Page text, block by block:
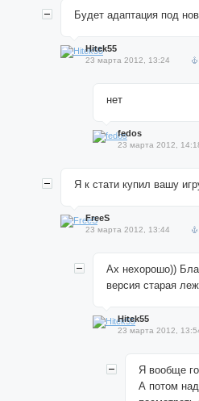
Будет адаптация под
Hitek55
23 марта 2012, 13:24
нет
fedos
23 марта 2012,
Я к стати купил вашу
FreeS
23 марта 2012, 13:44
Ах нехорошо))
версия старая
Hitek55
23 марта 2012,
Я вообще
А потом